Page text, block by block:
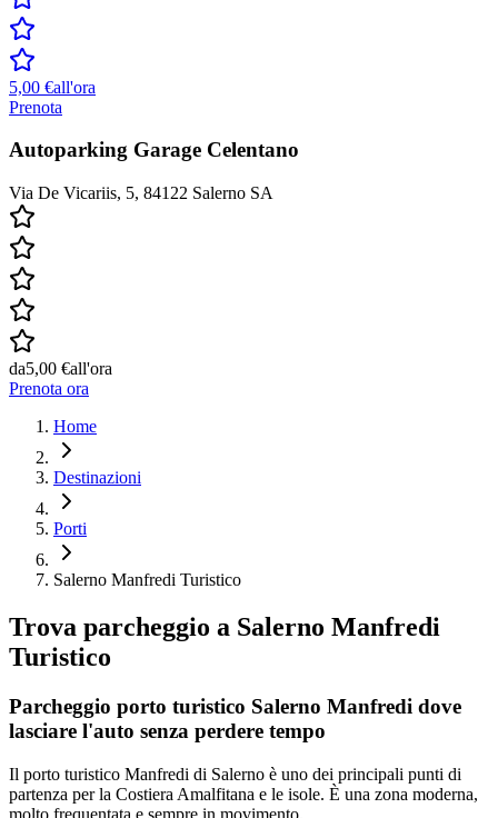
5,00 €all'ora
Prenota
Autoparking Garage Celentano
Via De Vicariis, 5, 84122 Salerno SA
da5,00 €all'ora
Prenota ora
Home
Destinazioni
Porti
Salerno Manfredi Turistico
Trova parcheggio a Salerno Manfredi
Turistico
Parcheggio porto turistico Salerno Manfredi dove
lasciare l'auto senza perdere tempo
Il porto turistico Manfredi di Salerno è uno dei principali punti di
partenza per la Costiera Amalfitana e le isole. È una zona moderna,
molto frequentata e sempre in movimento.